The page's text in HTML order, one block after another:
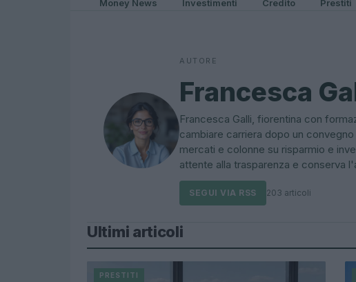
Money News Investimenti Credito Prestiti
AUTORE
Francesca
Francesca Galli, fiorentina con
cambiare carriera dopo un
mercati e colonne su risparmio e
attente alla trasparenza e conserva
SEGUI VIA RSS 203 articoli
Ultimi articoli
PRESTITI